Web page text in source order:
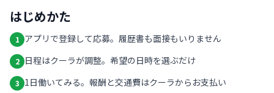
はじめかた
1 アプリで登録して応募。履歴書も面接もいりません
2 日程はクーラが調整。希望の日時を選ぶだけ
3 1日働いてみる。報酬と交通費はクーラからお支払い